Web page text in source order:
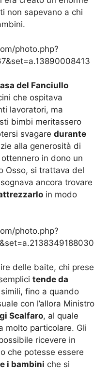
non sapevano a chi
photo.php?
del Fanciullo
che ospitava
lavoratori, ma
bimbi meritassero
svagare durante
alla generosità di
in dono un
Osso, si trattava del
ancora trovare
in modo
photo.php?
delle baite, chi prese
tende da
fino a quando
con l’allora Ministro
Scalfaro, al quale
molto particolare. Gli
ricevere in
che potesse essere
i bambini che si